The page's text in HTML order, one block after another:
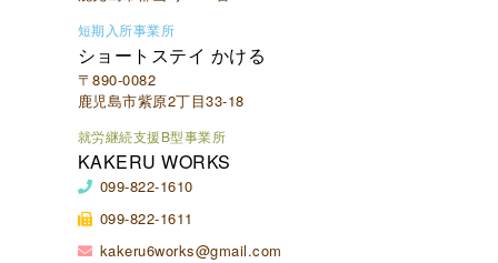
短期入所事業所
ショートステイ かける
〒890-0082
鹿児島市紫原2丁目33-18
就労継続支援B型事業所
KAKERU WORKS
099-822-1610
099-822-1611
kakeru6works@gmail.com